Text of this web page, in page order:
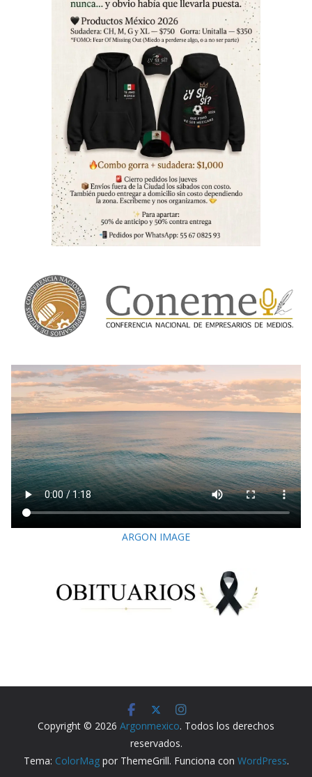
ARGON IMAGE
Copyright © 2026 Argonmexico. Todos los derechos
reservados.
Tema: ColorMagpor ThemeGrill. Funciona con WordPress.